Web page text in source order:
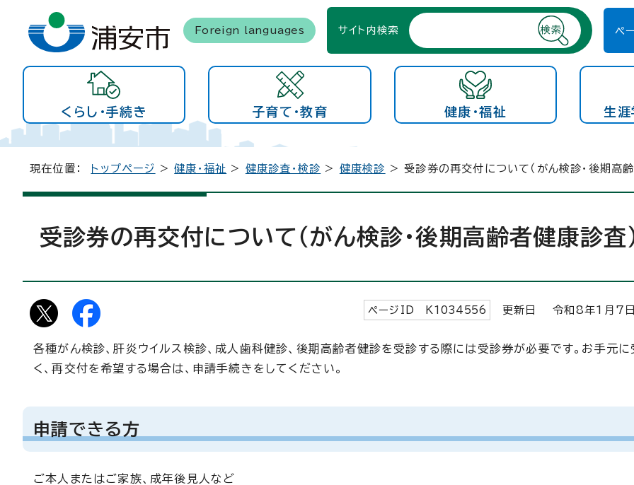
Foreign languages サイト内検索 ペ
くらし・手続き 子育て・教育 健康・福祉 生涯
現在位置： トップページ >健康・福祉 > 健康診査・検診 > 健康検診 > 受診券の再交付について（がん検診・後期高
受診券の再交付について（がん検診・後期高齢者健康診査
ページID K 1034556 更新日 令和8年1月
各種がん検診、肝炎ウイルス検診、成人歯科健診、後期高齢者健診を受診する際には受診券が必要です。お手元
く、再交付を希望する場合は、申請手続きをしてください。
申請できる方
ご本人またはご家族、成年後見人など